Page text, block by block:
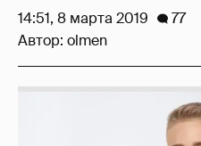
14:51, 8 марта 2019
77
Автор: olmen